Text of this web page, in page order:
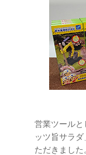
営業ツールと
ッツ旨サラ
ただきました